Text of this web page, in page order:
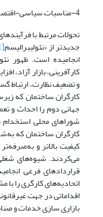
4-مناسبات سیاسی-اقتصادی صنعت ساخت انگلستان
تحولات مرتبط با
جدیدتر از «نئولیبرالیسم[21]
انجامیده است. ظهور
کارآفرینی، بازار
کارگران ساختمان که
جهانی دوم را احداث و
کارگران ساختمان که
کیفیت بالاتر و
قراردادهای فرعی
اقداماتی در جهت
بازاری سازی خدمات و